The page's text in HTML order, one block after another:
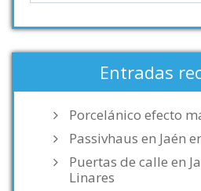
Entradas
Porcelánico efecto
Passivhaus en Jaén
Puertas de calle en
Linares